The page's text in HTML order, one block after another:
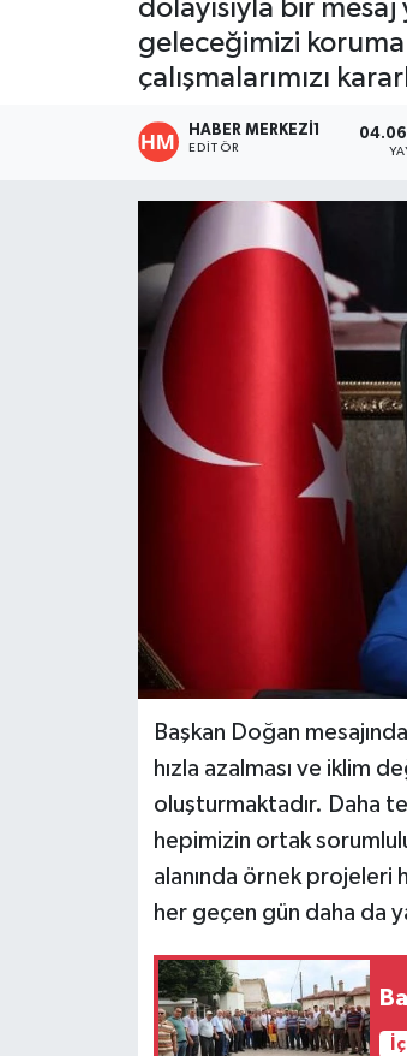
dolayısıyla bir
geleceğimizi
çalışmalarımızı
HABER MERKEZI1
EDITÖR
Başkan Doğan
hızla azalması ve iklim
oluşturmaktadır. Daha
hepimizin ortak
alanında örnek projeleri
her geçen gün daha da
ÖZEL HABER
RESMİ REKLAM